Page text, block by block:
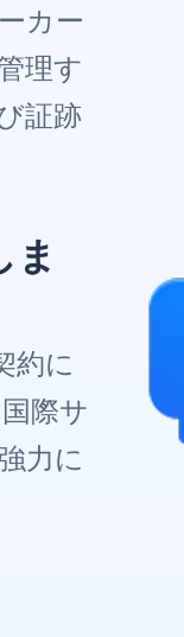
カー
理す
証跡
ま
約に
際サ
力に